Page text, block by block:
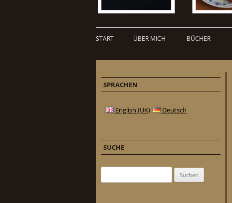
START ÜBER MICH BÜCHER
SPRACHEN
English (UK) Deutsch
SUCHE